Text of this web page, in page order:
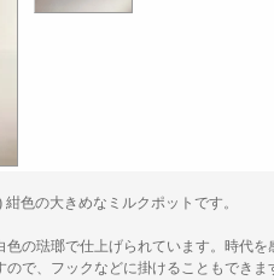
色の大きめなミルクポットです。
の琺瑯で仕上げられています。時代
で、フックなどに掛けることもできま